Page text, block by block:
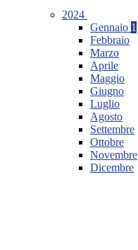
2024
Gennaio 1
Febbraio
Marzo
Aprile
Maggio
Giugno
Luglio
Agosto
Settembre
Ottobre
Novembre
Dicembre